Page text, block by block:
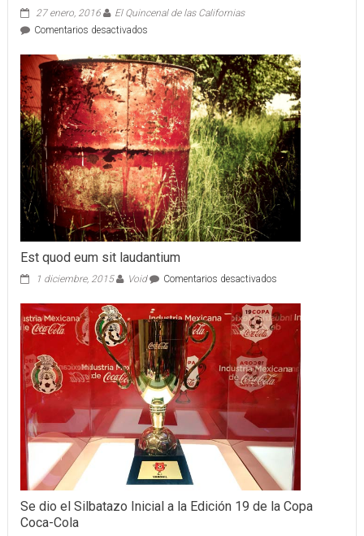
27 enero, 2016
El Quincenal de las Californias
Comentarios desactivadosen
Est quod eum sit laudantium
1 diciembre, 2015 Void Comentarios desactivadosen
quod
eum
Se dio el Silbatazo Inicial a la Edición 19 de la Copa
Coca-Cola